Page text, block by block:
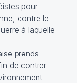
pour
contre le
à laquelle
prends
de contrer